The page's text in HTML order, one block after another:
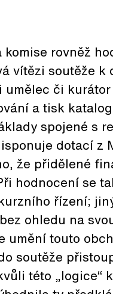
rovněž
vítězi soutěže k
či
a tisk
spojené s
dotací z
že přidělené
hodnocení se
řízení;
ohledu na
umění touto
soutěže
této „logice“